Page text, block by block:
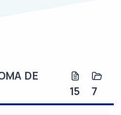
DE
15 7